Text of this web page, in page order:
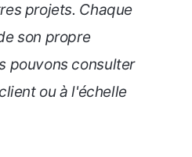
projets. Chaque
son propre
pouvons consulter
ou à l'échelle